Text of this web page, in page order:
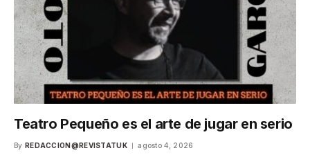
Teatro Pequeño es el arte de jugar en serio
By REDACCION@REVISTATUK agosto 4, 2026